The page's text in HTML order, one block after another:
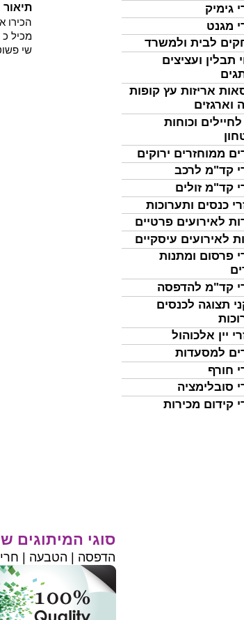
גימיק
מגנט
לבית ולמשרד
תבלין ועציצים
אריזות עץ קופות
וארגזים
לחיילים וכוחות
ממוחזרים ירוקים
קד"מ לרכב
קד"מ זולים
כנסים ותערוכות
לאירועים פרטיים
לאירועים עיסקיים
פרסום ומתנות
קד"מ להדפסה
תצוגה לכנסים
יין אלכוהול
למסעדות
חורף
סובלימציה
קידום מכירות
הכירו
מכיל כ - 250 גר' תערובת בריאות של פירות יבשים
שי
סוגי המיתוגים
הדפסה | הטבעה |